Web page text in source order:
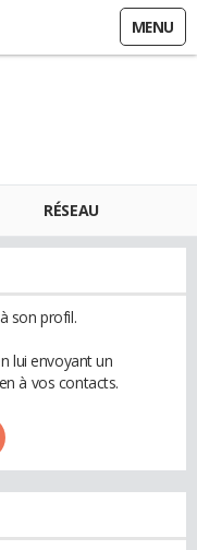
MENU
RÉSEAU
son profil.
lui envoyant un
à vos contacts.